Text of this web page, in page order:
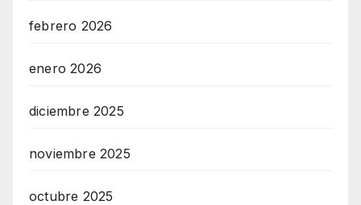
febrero 2026
enero 2026
diciembre 2025
noviembre 2025
octubre 2025